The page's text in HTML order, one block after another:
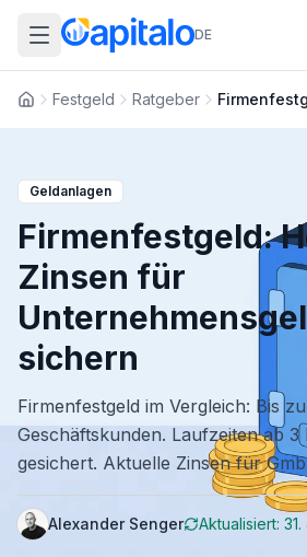
DE
Festgeld Ratgeber
Geldanlagen
Firmenfestgeld:
Zinsen für
sichern
Firmenfestgeld im Vergleich: Bis
Geschäftskunden. Laufzeiten ab 3
gesichert. Aktuelle Zinsen für
Unternehmen.
Alexander Senger Aktualisiert: